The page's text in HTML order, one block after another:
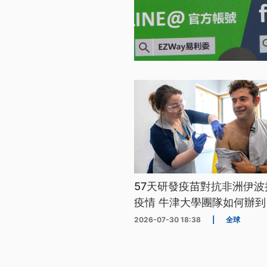
57天研發疫苗對抗非洲伊
疫情 牛津大學團隊如何辦
2026-07-30 18:38 全球